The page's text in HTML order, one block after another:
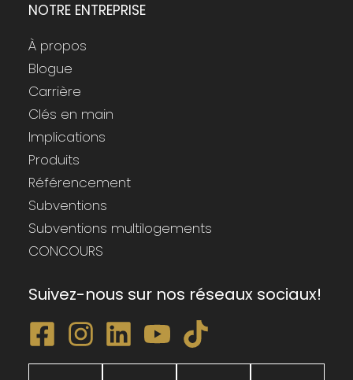
NOTRE ENTREPRISE
À propos
Blogue
Carrière
Clés en main
Implications
Produits
Référencement
Subventions
Subventions multilogements
CONCOURS
Suivez-nous sur nos réseaux sociaux!